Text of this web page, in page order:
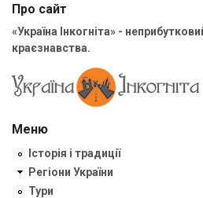
Про сайт
«Україна Інкогніта» -
краєзнавства.
Меню
Історія і традиції
Регіони України
Тури